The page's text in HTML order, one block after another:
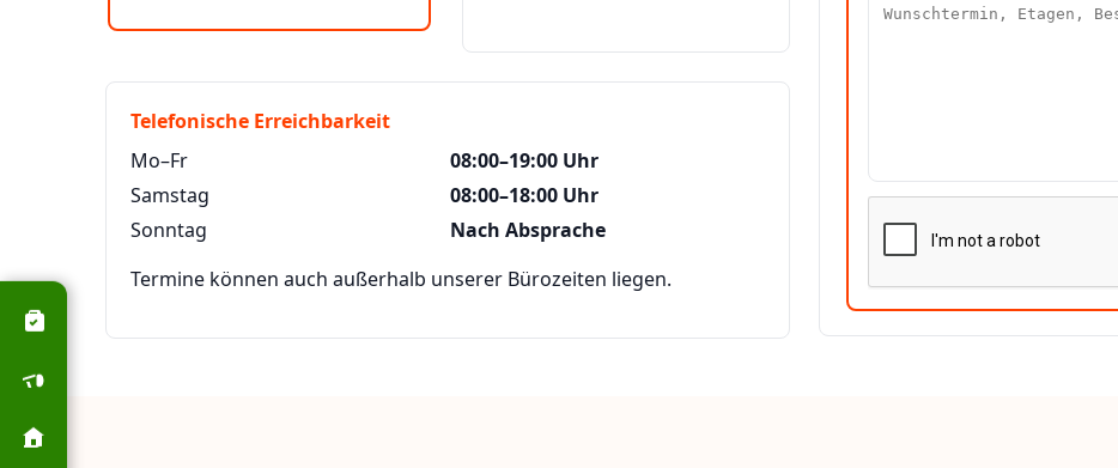
Telefonische Erreichbarkeit
Mo–Fr
08:00–19:00 Uhr
Samstag
08:00–18:00 Uhr
Sonntag
Nach Absprache
Termine können auch außerhalb unserer Bürozeiten liegen.